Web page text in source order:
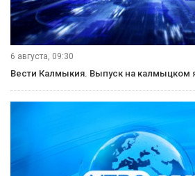
6 августа, 09:30
Вести Калмыкия. Выпуск на калмыцком